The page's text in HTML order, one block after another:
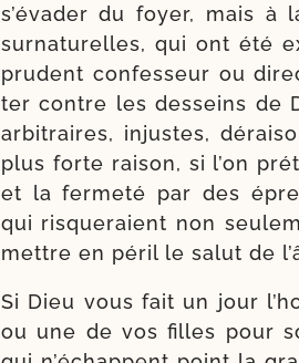
s’é­va­der du foyer, mais à
sur­na­tu­relles, qui ont été
pru­dent confes­seur ou
ter contre les des­seins de
arbi­traires, injustes,
plus forte rai­son, si l’on
et la fer­me­té par des
qui ris­que­raient non
mettre en péril le salut de
Si Dieu vous fait un jour
ou une de vos filles pour